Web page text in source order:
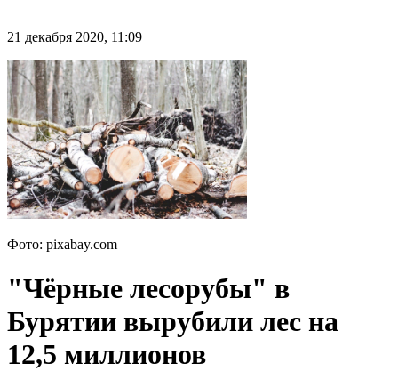
21 декабря 2020, 11:09
Фото: pixabay.com
"Чёрные лесорубы" в
Бурятии вырубили лес на
12,5 миллионов